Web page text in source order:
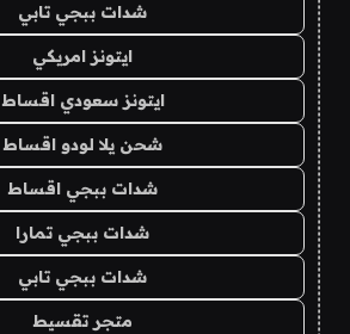
شدات ببجي تابي
ايتونز امريكي
ايتونز سعودي اقساط
شحن يلا لودو اقساط
شدات ببجي اقساط
شدات ببجي تمارا
شدات ببجي تابي
متجر تقسيط